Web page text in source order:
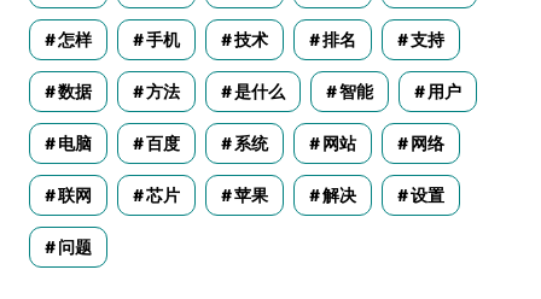
怎样 手机 技术 排名 支持
数据 方法 是什么 智能 用户
电脑 百度 系统 网站 网络
联网 芯片 苹果 解决 设置
问题